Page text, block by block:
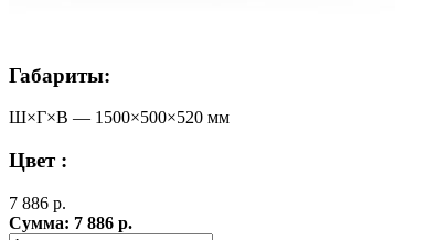
Габариты:
Ш×Г×В — 1500×500×520 мм
Цвет :
7 886 р.
Сумма: 7 886 р.